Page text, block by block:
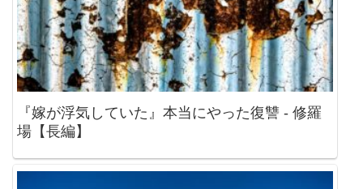
『嫁が浮気していた』本当にやった復讐 - 修羅
場【長編】